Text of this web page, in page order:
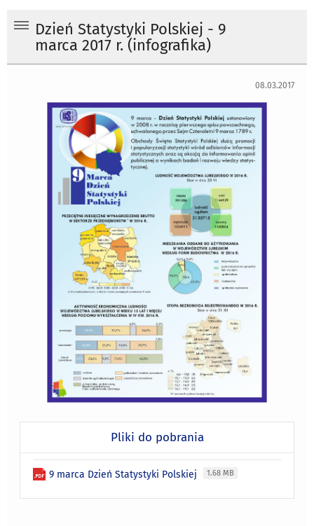
Dzień Statystyki Polskiej - 9
marca 2017 r. (infografika)
08.03.2017
Pliki do pobrania
9 marca Dzień Statystyki Polskiej 1.68 MB